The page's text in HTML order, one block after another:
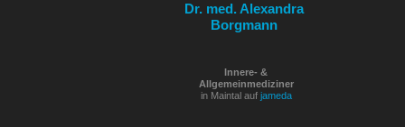
Dr. med. Alexandra
Borgmann
Innere- &
Allgemeinmediziner
in Maintal auf jameda